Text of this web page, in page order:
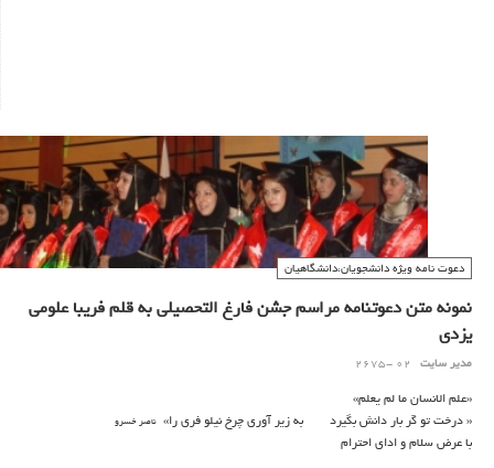
دعوت نامه ویژه دانشجویان،دانشگاهیان
نمونه متن دعوتنامه مراسم جشن فارغ التحصیلی به قلم فریبا علومی
یزدی
مدیر سایت 02 -2675
«علم الانسان ما لم یعلم»
« درخت تو گر بار دانش بگیرد به زیر آوری چرخ نیلو فری را» ناصر خسرو
با عرض سلام و ادای احترام